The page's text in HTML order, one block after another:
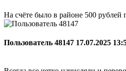
На счёте было в районе 500 рублей
Пользователь 48147 17.07.2025